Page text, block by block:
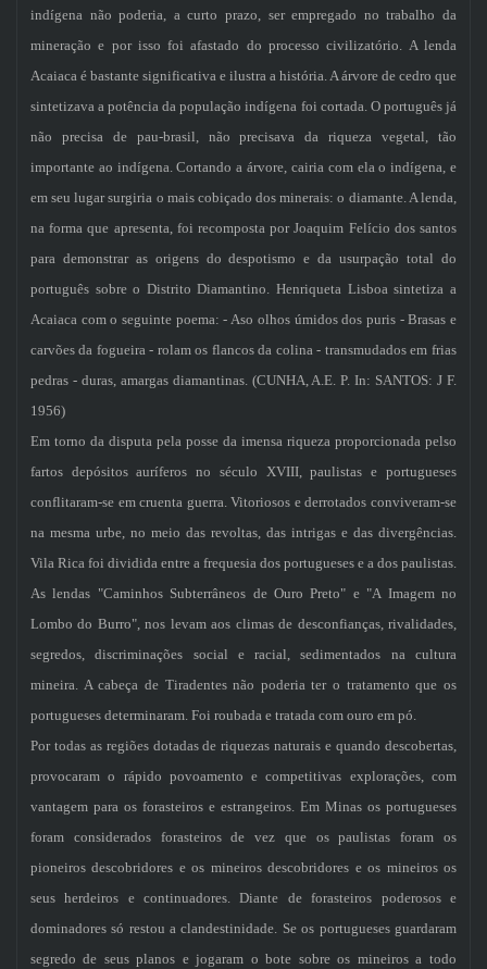
indígena não poderia, a curto prazo, ser empregado no trabalho da
mineração e por isso foi afastado do processo civilizatório. A lenda
Acaiaca é bastante significativa e ilustra a história. A árvore de cedro que
sintetizava a potência da população indígena foi cortada. O português já
não precisa de pau-brasil, não precisava da riqueza vegetal, tão
importante ao indígena. Cortando a árvore, cairia com ela o indígena, e
em seu lugar surgiria o mais cobiçado dos minerais: o diamante. A lenda,
na forma que apresenta, foi recomposta por Joaquim Felício dos santos
para demonstrar as origens do despotismo e da usurpação total do
português sobre o Distrito Diamantino. Henriqueta Lisboa sintetiza a
Acaiaca com o seguinte poema: - Aso olhos úmidos dos puris - Brasas e
carvões da fogueira - rolam os flancos da colina - transmudados em frias
pedras - duras, amargas diamantinas. (CUNHA, A.E. P. In: SANTOS: J F.
1956)
Em torno da disputa pela posse da imensa riqueza proporcionada pelso
fartos depósitos auríferos no século XVIII, paulistas e portugueses
conflitaram-se em cruenta guerra. Vitoriosos e derrotados conviveram-se
na mesma urbe, no meio das revoltas, das intrigas e das divergências.
Vila Rica foi dividida entre a frequesia dos portugueses e a dos paulistas.
As lendas "Caminhos Subterrâneos de Ouro Preto" e "A Imagem no
Lombo do Burro", nos levam aos climas de desconfianças, rivalidades,
segredos, discriminações social e racial, sedimentados na cultura
mineira. A cabeça de Tiradentes não poderia ter o tratamento que os
portugueses determinaram. Foi roubada e tratada com ouro em pó.
Por todas as regiões dotadas de riquezas naturais e quando descobertas,
provocaram o rápido povoamento e competitivas explorações, com
vantagem para os forasteiros e estrangeiros. Em Minas os portugueses
foram considerados forasteiros de vez que os paulistas foram os
pioneiros descobridores e os mineiros descobridores e os mineiros os
seus herdeiros e continuadores. Diante de forasteiros poderosos e
dominadores só restou a clandestinidade. Se os portugueses guardaram
segredo de seus planos e jogaram o bote sobre os mineiros a todo